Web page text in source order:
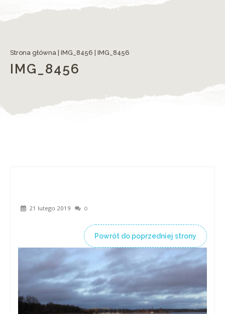
Strona główna IMG_8456 IMG_8456
IMG_8456
21 lutego 2019 0
Powrót do poprzedniej strony